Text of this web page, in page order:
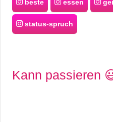
beste essen geil
status-spruch
Kann passieren